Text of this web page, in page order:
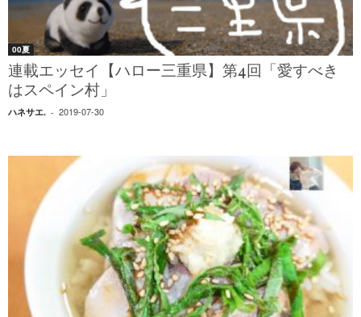
00夏
連載エッセイ【ハロー三重県】第4回「愛すべき
はスペイン村」
ハネサエ. - 2019-07-30